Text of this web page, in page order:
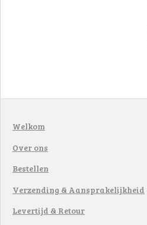
Welkom
Over ons
Bestellen
Verzending & Aansprakelijkheid
Levertijd & Retour